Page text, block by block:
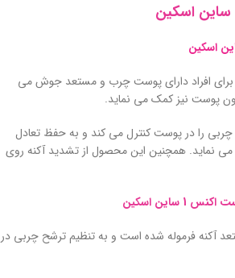
ساین اسکین
اسکین
افراد دارای پوست چرب و مستعد جوش می
پوست نیز کمک می نماید.
را در پوست کنترل می کند و به حفظ تعادل
نماید. همچنین این محصول از تشدید آکنه روی
ساین اسکین
آکنه فرموله شده است و به تنظیم ترشح چربی در